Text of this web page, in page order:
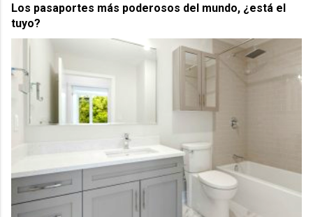
Los pasaportes más poderosos del mundo, ¿está el
tuyo?